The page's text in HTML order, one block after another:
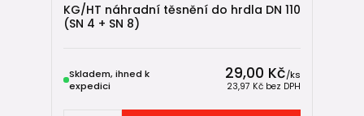
KG/HT náhradní těsnění do hrdla DN 110
(SN 4 + SN 8)
29,00 Kč/ks
23,97 Kč bez DPH
Skladem, ihned k
expedici